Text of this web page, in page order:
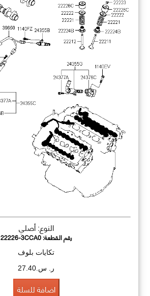
النوع: أصلي
رقم القطعة:22226-3CCA0
تكايات بلوف
ر. س.27.40
اضافة للسلة